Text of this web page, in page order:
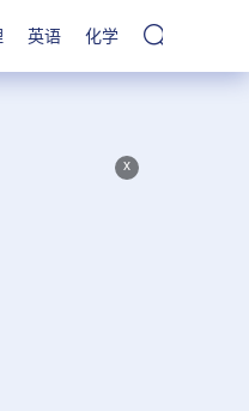
英语 化学
x